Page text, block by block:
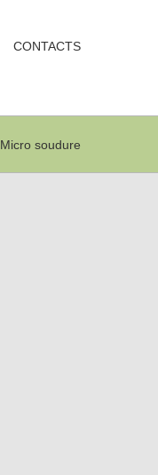
CONTACTS
Micro soudure